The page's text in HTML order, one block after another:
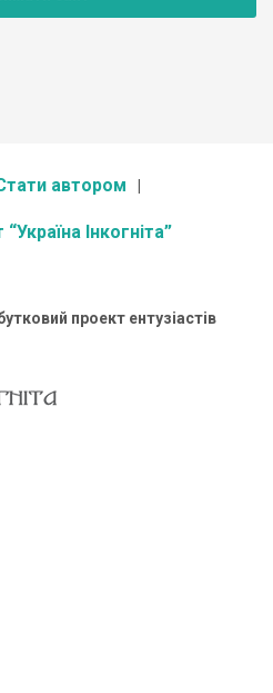
автором
Інкогніта”
проект ентузіастів